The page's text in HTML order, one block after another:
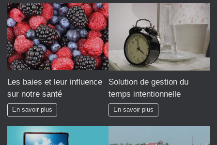
Les baies et leur influence
sur notre santé
En savoir plus
Solution de gestion du
temps intentionnelle
En savoir plus